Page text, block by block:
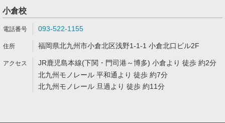
小倉校
093-522-1155
福岡県北九州市小倉北区浅野1-1-1 小倉北口ビル2F
JR鹿児島本線(下関・門司港～博多) 小倉より 徒歩 約2分
北九州モノレール 平和通より 徒歩 約7分
北九州モノレール 旦過より 徒歩 約11分